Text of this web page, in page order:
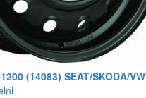
(14083) SEAT/SKODA/VW